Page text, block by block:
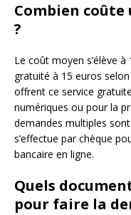
Combien
?
Le coût moyen s’élève
gratuité à 15 euros
offrent ce service
numériques ou pour la
demandes multiples
s’effectue par chèque
bancaire en ligne.
Quels
pour faire la